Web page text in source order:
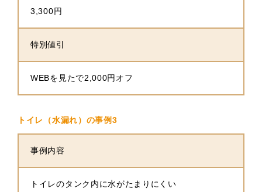
3,300円
特別値引
WEBを見たで2,000円オフ
トイレ（水漏れ）の事例3
事例内容
トイレのタンク内に水がたまりにくい